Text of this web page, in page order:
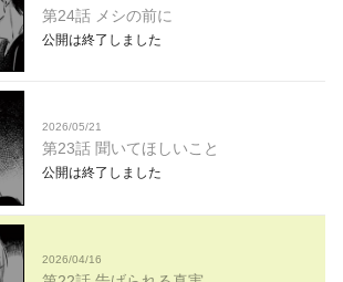
第24話 メシの前に
公開は終了しました
2026/05/21
第23話 聞いてほしいこと
公開は終了しました
2026/04/16